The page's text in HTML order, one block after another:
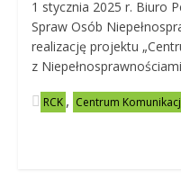
1 stycznia 2025 r. Biuro
Spraw Osób
realizację projektu
z
RCK , Centrum